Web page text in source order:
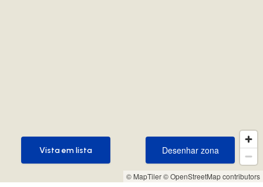
© MapTiler© OpenStreetMap contributors
Desenhar zona
Desenhar zona
Vista em lista
Vista em lista